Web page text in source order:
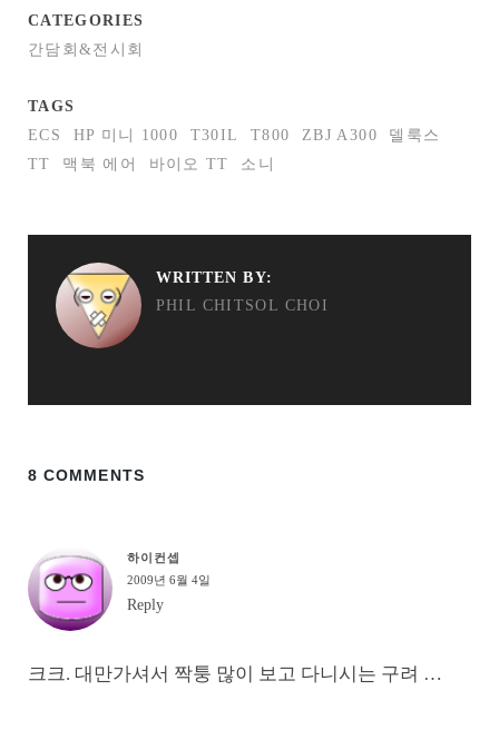
CATEGORIES
간담회&전시회
TAGS
ECS
HP 미니 1000 T30IL T800 ZBJ A300
델룩스
TT
맥북 에어 바이오 TT 소니
WRITTEN BY:
PHIL CHITSOL CHOI
8 COMMENTS
하이컨셉
2009년 6월 4일
Reply
크크. 대만가셔서 짝퉁 많이 보고 다니시는 구려 …